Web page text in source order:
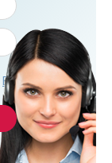
En